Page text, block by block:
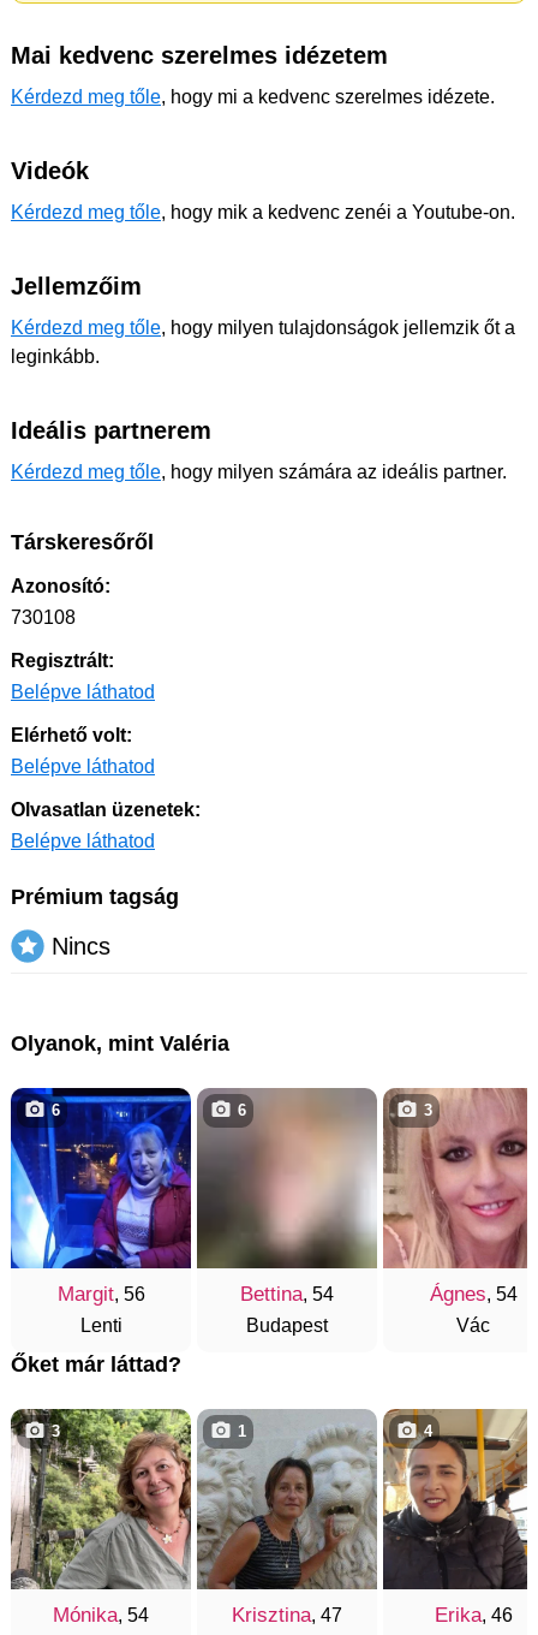
Mai kedvenc szerelmes idézetem
Kérdezd meg tőle, hogy mi a kedvenc szerelmes idézete.
Videók
Kérdezd meg tőle, hogy mik a kedvenc zenéi a Youtube-on.
Jellemzőim
Kérdezd meg tőle, hogy milyen tulajdonságok jellemzik őt a
leginkább.
Ideális partnerem
Kérdezd meg tőle, hogy milyen számára az ideális partner.
Társkeresőről
Azonosító:
730108
Regisztrált:
Belépve láthatod
Elérhető volt:
Belépve láthatod
Olvasatlan üzenetek:
Belépve láthatod
Prémium tagság
Nincs
Olyanok, mint Valéria
Margit, 56
Lenti
6
Bettina, 54
Budapest
6
Ágnes, 54
Vác
3
Őket már láttad?
Mónika, 54
3
Krisztina, 47
1
Erika, 46
4